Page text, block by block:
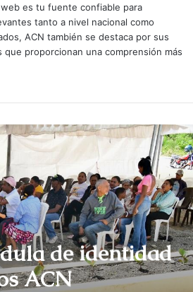
es tu fuente confiable para
tanto a nivel nacional como
ACN también se destaca por sus
proporcionan una comprensión más
de identidad
en algunos municipios ACN